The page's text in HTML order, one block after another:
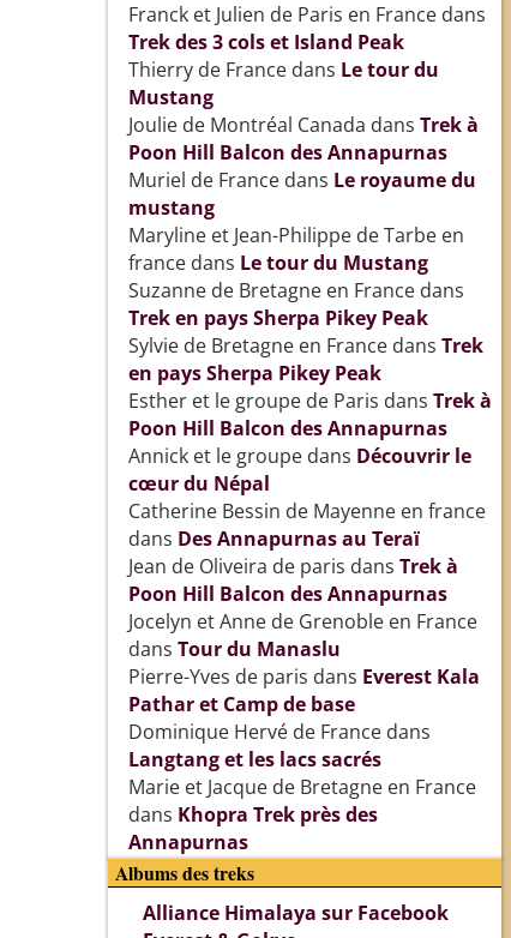
Franck et Julien de Paris en Francedans
Trek des 3 cols et Island Peak
Thierry de Francedans Le tour du
Mustang
Joulie de Montréal Canada dans Trek à
Poon Hill Balcon des Annapurnas
Muriel de Francedans Le royaume du
mustang
Maryline et Jean-Philippe de Tarbe en
francedans Le tour du Mustang
Suzanne de Bretagne en Francedans
Trek en pays Sherpa Pikey Peak
Sylvie de Bretagne en Francedans Trek
en pays Sherpa Pikey Peak
Esther et le groupe de Paris dans Trek à
Poon Hill Balcon des Annapurnas
Annick et le groupedans Découvrir le
cœur du Népal
Catherine Bessin de Mayenne en france
dans Des Annapurnas au Teraï
Jean de Oliveira de paris dans Trek à
Poon Hill Balcon des Annapurnas
Jocelyn et Anne de Grenoble en France
dans Tour du Manaslu
Pierre-Yves de paris dans Everest Kala
Pathar et Camp de base
Dominique Hervé de Francedans
Langtang et les lacs sacrés
Marie et Jacque de Bretagne en France
dans Khopra Trek près des
Annapurnas
Albums des treks
Alliance Himalaya sur Facebook